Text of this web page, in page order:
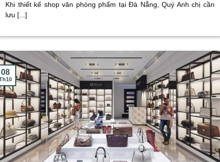
Khi thiết kế shop văn phòng phẩm tại Đà Nẵng, Quý Anh chị cần
lưu [...]
08